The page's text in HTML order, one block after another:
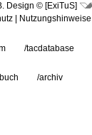
Design © [ExiTuS]
Nutzungshinweise
/tacdatabase
/archiv